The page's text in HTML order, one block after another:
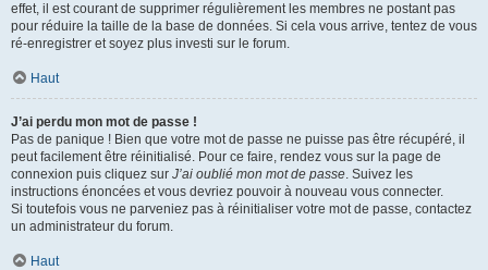
effet, il est courant de supprimer régulièrement les membres ne postant pas
pour réduire la taille de la base de données. Si cela vous arrive, tentez de vous
ré-enregistrer et soyez plus investi sur le forum.
Haut
J’ai perdu mon mot de passe !
Pas de panique ! Bien que votre mot de passe ne puisse pas être récupéré, il
peut facilement être réinitialisé. Pour ce faire, rendez vous sur la page de
connexion puis cliquez sur J’ai oublié mon mot de passe. Suivez les
instructions énoncées et vous devriez pouvoir à nouveau vous connecter.
Si toutefois vous ne parveniez pas à réinitialiser votre mot de passe, contactez
un administrateur du forum.
Haut